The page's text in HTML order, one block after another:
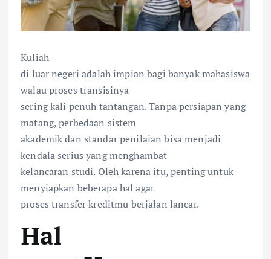
Kuliah
di luar negeri adalah impian bagi banyak mahasiswa
walau proses transisinya
sering kali penuh tantangan. Tanpa persiapan yang
matang, perbedaan sistem
akademik dan standar penilaian bisa menjadi
kendala serius yang menghambat
kelancaran studi. Oleh karena itu, penting untuk
menyiapkan beberapa hal agar
proses transfer kreditmu berjalan lancar.
Hal